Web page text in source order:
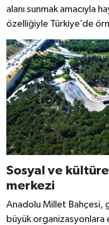
alanı sunmak amacıyla
özelliğiyle Türkiye’de
Sosyal ve
merkezi
Anadolu Millet Bahçesi,
büyük organizasyonlara